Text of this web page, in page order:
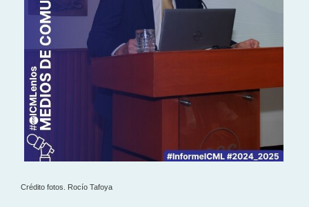
Crédito fotos. Rocío Tafoya